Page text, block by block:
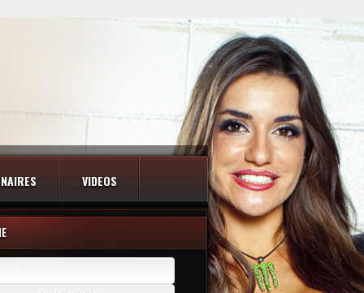
VIDEOS